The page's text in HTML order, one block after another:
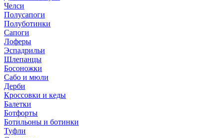
Челси
Полусапоги
Полуботинки
Сапоги
Лоферы
Эспадрильи
Шлепанцы
Босоножки
Сабо и мюли
Дерби
Кроссовки и кеды
Балетки
Ботфорты
Ботильоны и ботинки
Туфли